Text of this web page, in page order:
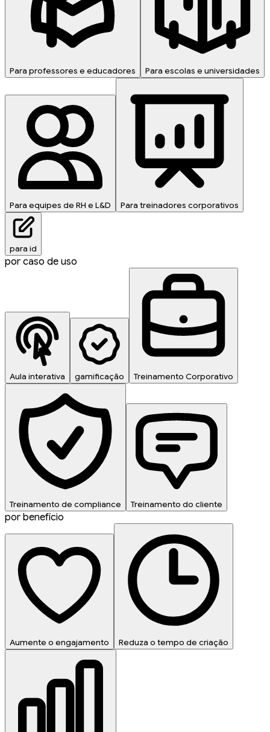
Para professores e educadores Para escolas e universidades
Para equipes de RH e L&D Para treinadores corporativos
para id
por caso de uso
Aula interativa gamificação Treinamento Corporativo
Treinamento de compliance Treinamento do cliente
por benefício
Aumente o engajamento Reduza o tempo de criação